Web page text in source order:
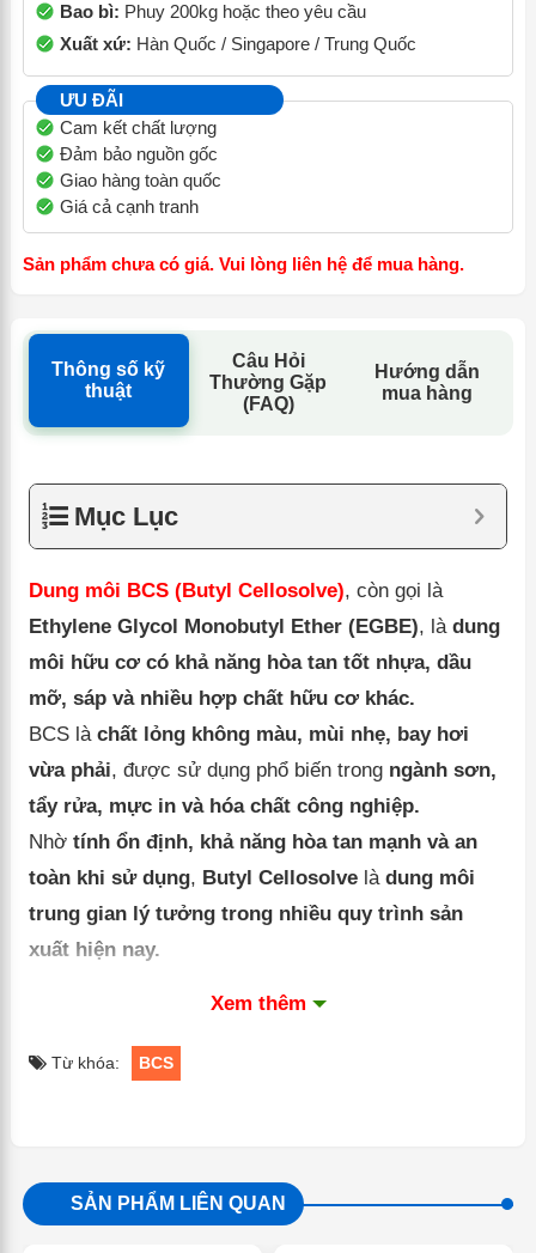
Bao bì: Phuy 200kg hoặc theo yêu cầu
Xuất xứ: Hàn Quốc / Singapore / Trung Quốc
ƯU ĐÃI
Cam kết chất lượng
Đảm bảo nguồn gốc
Giao hàng toàn quốc
Giá cả cạnh tranh
Sản phẩm chưa có giá. Vui lòng liên hệ để mua hàng.
Thông số kỹ
thuật
Câu Hỏi
Thường Gặp
(FAQ)
Hướng dẫn
mua hàng
Mục Lục
Dung môi BCS (Butyl Cellosolve), còn gọi là
Ethylene Glycol Monobutyl Ether (EGBE), làdung
môi hữu cơ có khả năng hòa tan tốt nhựa, dầu
mỡ, sáp và nhiều hợp chất hữu cơ khác.
BCS làchất lỏng không màu, mùi nhẹ, bay hơi
vừa phải, được sử dụng phổ biến trong ngành sơn,
tẩy rửa, mực in và hóa chất công nghiệp.
Nhờtính ổn định, khả năng hòa tan mạnh và an
toàn khi sử dụng, Butyl Cellosolve làdung môi
trung gian lý tưởng trong nhiều quy trình sản
xuất hiện nay.
Ngành tẩy rửa:Dùnglàm dung môi trong nước
Xem thêm
Từ khóa: BCS
SẢN PHẨM LIÊN QUAN